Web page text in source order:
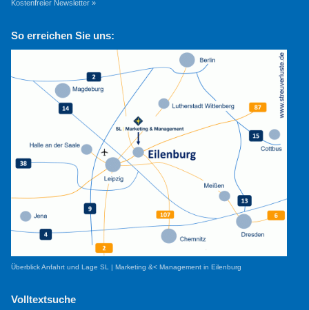
Kostenfreier Newsletter »
So erreichen Sie uns:
Überblick Anfahrt und Lage SL | Marketing &< Management in Eilenburg
Volltextsuche